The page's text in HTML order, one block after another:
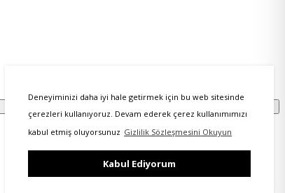
Deneyiminizi daha iyi hale getirmek için bu web sitesinde
çerezleri kullanıyoruz. Devam ederek çerez kullanımımızı
kabul etmiş oluyorsunuz Gizlilik Sözleşmesini Okuyun
Kabul Ediyorum